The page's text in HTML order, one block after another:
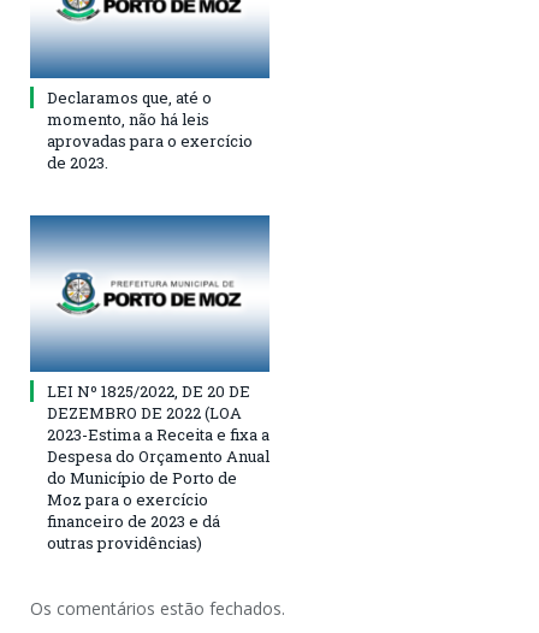
Declaramos que, até o
momento, não há leis
aprovadas para o exercício
de 2023.
LEI Nº 1825/2022, DE 20 DE
DEZEMBRO DE 2022 (LOA
2023-Estima a Receita e fixa a
Despesa do Orçamento Anual
do Município de Porto de
Moz para o exercício
financeiro de 2023 e dá
outras providências)
Os comentários estão fechados.